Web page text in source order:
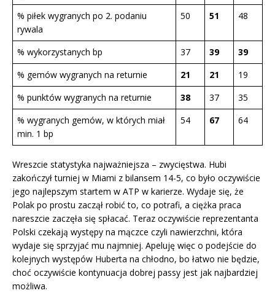
% piłek wygranych po 2. podaniu
rywala
50 51 48
% wykorzystanych bp 37 39
39
% gemów wygranych na returnie
21 21
19
% punktów wygranych na returnie
38 37
35
% wygranych gemów, w których miał
min. 1 bp
54 67 64
Wreszcie statystyka najważniejsza – zwycięstwa. Hubi
zakończył turniej w Miami z bilansem 14-5, co było oczywiście
jego najlepszym startem w ATP w karierze. Wydaje się, że
Polak po prostu zaczął robić to, co potrafi, a ciężka praca
nareszcie zaczęła się spłacać. Teraz oczywiście reprezentanta
Polski czekają występy na mączce czyli nawierzchni, która
wydaje się sprzyjać mu najmniej. Apeluję więc o podejście do
kolejnych występów Huberta na chłodno, bo łatwo nie będzie,
choć oczywiście kontynuacja dobrej passy jest jak najbardziej
możliwa.